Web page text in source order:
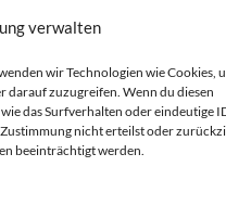
verwalten
wir Technologien wie Cookies,
zuzugreifen. Wenn du diesen
das Surfverhalten oder eindeutige
nicht erteilst oder
beeinträchtigt werden.